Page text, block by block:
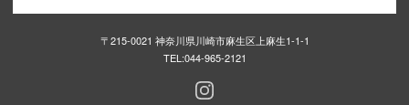
〒215-0021 神奈川県川崎市麻生区上麻生1-1-1
TEL:044-965-2121